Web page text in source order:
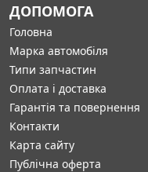
ДОПОМОГА
Головна
Марка автомобіля
Типи запчастин
Оплата і доставка
Гарантія та повернення
Контакти
Карта сайту
Публічна оферта